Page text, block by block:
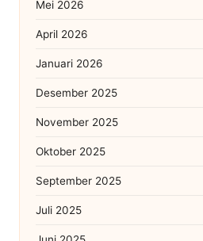
Mei 2026
April 2026
Januari 2026
Desember 2025
November 2025
Oktober 2025
September 2025
Juli 2025